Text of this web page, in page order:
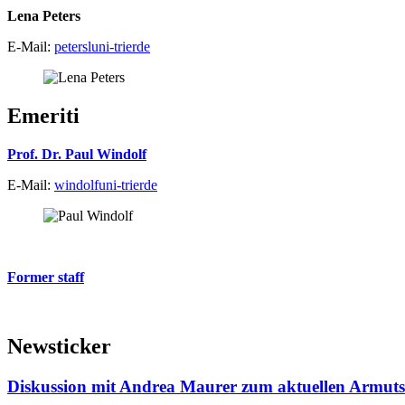
Lena Peters
E-Mail: petersluni-trierde
Emeriti
Prof. Dr. Paul Windolf
E-Mail: windolfuni-trierde
Former staff
Newsticker
Diskussion mit Andrea Maurer zum aktuellen